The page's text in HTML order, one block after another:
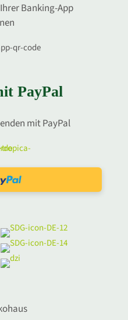
Banking-App
PayPal
mit PayPal